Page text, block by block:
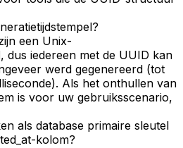
een Unix-
dus iedereen met de UUID kan
werd gegenereerd (tot
Als het onthullen van
is voor uw gebruiksscenario,
als database primaire sleutel
kolom?